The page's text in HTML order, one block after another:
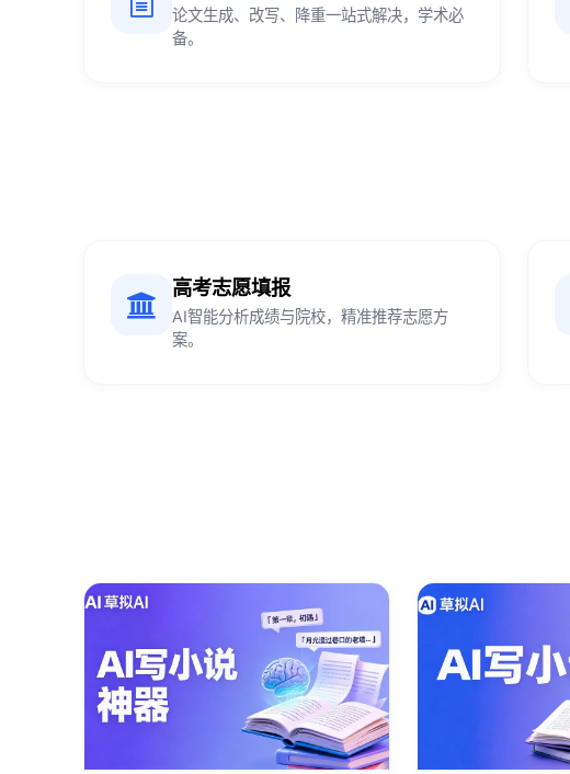
论文生成、改写、降重一站式解决，学术必
备。
高考志愿填报
AI智能分析成绩与院校，精准推荐志愿方
案。